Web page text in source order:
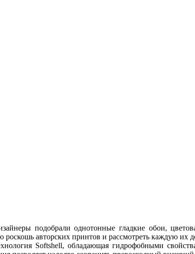
подобрали однотонные гладкие обои,
авторских принтов и рассмотреть каждую их
Softshell, обладающая гидрофобными